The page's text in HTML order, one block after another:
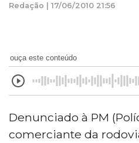
Redação | 17/06/2010 21:56
ouça este conteúdo
Denunciado à PM
comerciante da